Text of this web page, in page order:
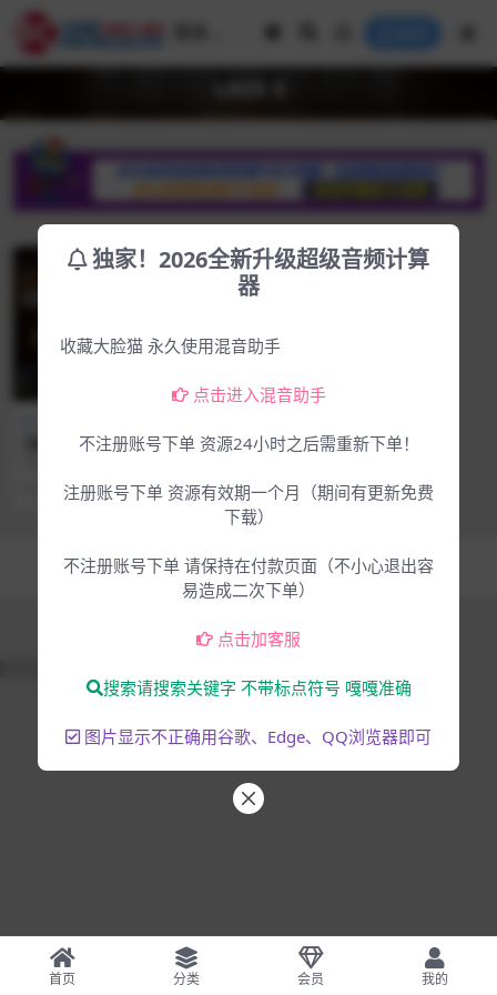
独家！真LASS 3弦乐音源LA S
4年前 5.1K 18
Copyright © 2025 大脸猫-为音乐人服务- All rights reserved
混音编曲音乐制作
首页 分类 会员 我的
独家！2026全新升级超级音频计算
器
收藏大脸猫 永久使用混音助手
点击进入混音助手
不注册账号下单 资源24小时之后需重新下单！
注册账号下单 资源有效期一个月（期间有更新免费
下载）
不注册账号下单 请保持在付款页面（不小心退出容
易造成二次下单）
点击加客服
搜索请搜索关键字 不带标点符号 嘎嘎准确
图片显示不正确用谷歌、Edge、QQ浏览器即可